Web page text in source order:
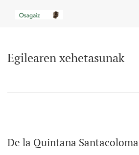
Egilearen xehetasunak
De la Quintana